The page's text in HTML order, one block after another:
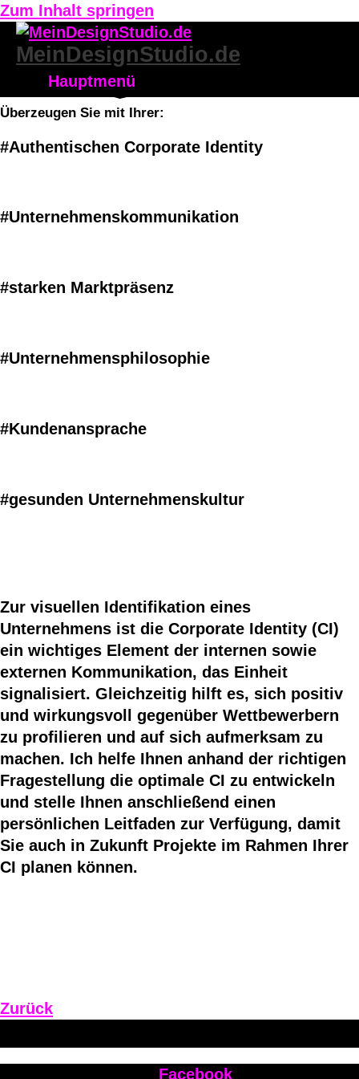
Zum Inhalt springen
MeinDesignStudio.de
Hauptmenü
Überzeugen Sie mit Ihrer:
#Authentischen Corporate Identity
#Unternehmenskommunikation
#starken Marktpräsenz
#Unternehmensphilosophie
#Kundenansprache
#gesunden Unternehmenskultur
Zur visuellen Identifikation eines
Unternehmens ist die Corporate Identity (CI)
ein wichtiges Element der internen sowie
externen Kommunikation, das Einheit
signalisiert. Gleichzeitig hilft es, sich positiv
und wirkungsvoll gegenüber Wettbewerbern
zu profilieren und auf sich aufmerksam zu
machen. Ich helfe Ihnen anhand der richtigen
Fragestellung die optimale CI zu entwickeln
und stelle Ihnen anschließend einen
persönlichen Leitfaden zur Verfügung, damit
Sie auch in Zukunft Projekte im Rahmen Ihrer
CI planen können.
Zurück
Facebook